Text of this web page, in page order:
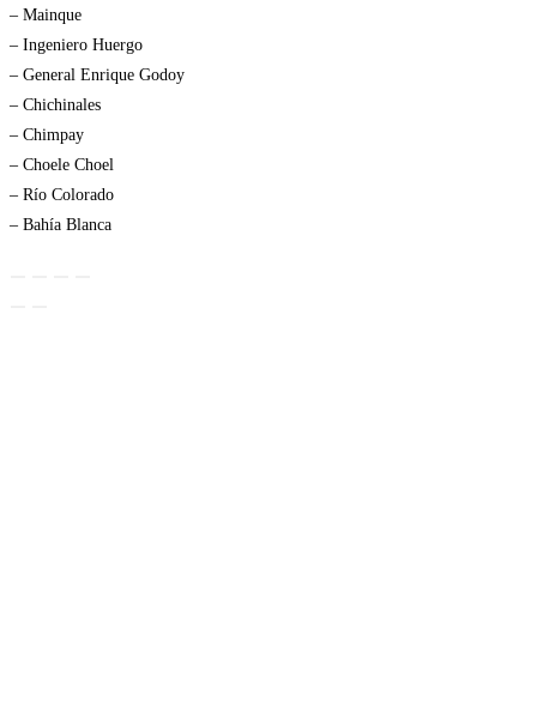
– Mainque
– Ingeniero Huergo
– General Enrique Godoy
– Chichinales
– Chimpay
– Choele Choel
– Río Colorado
– Bahía Blanca